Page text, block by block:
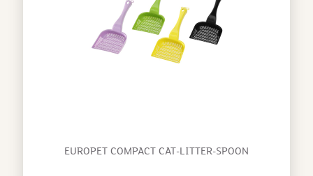
EUROPET COMPACT CAT-LITTER-SPOON